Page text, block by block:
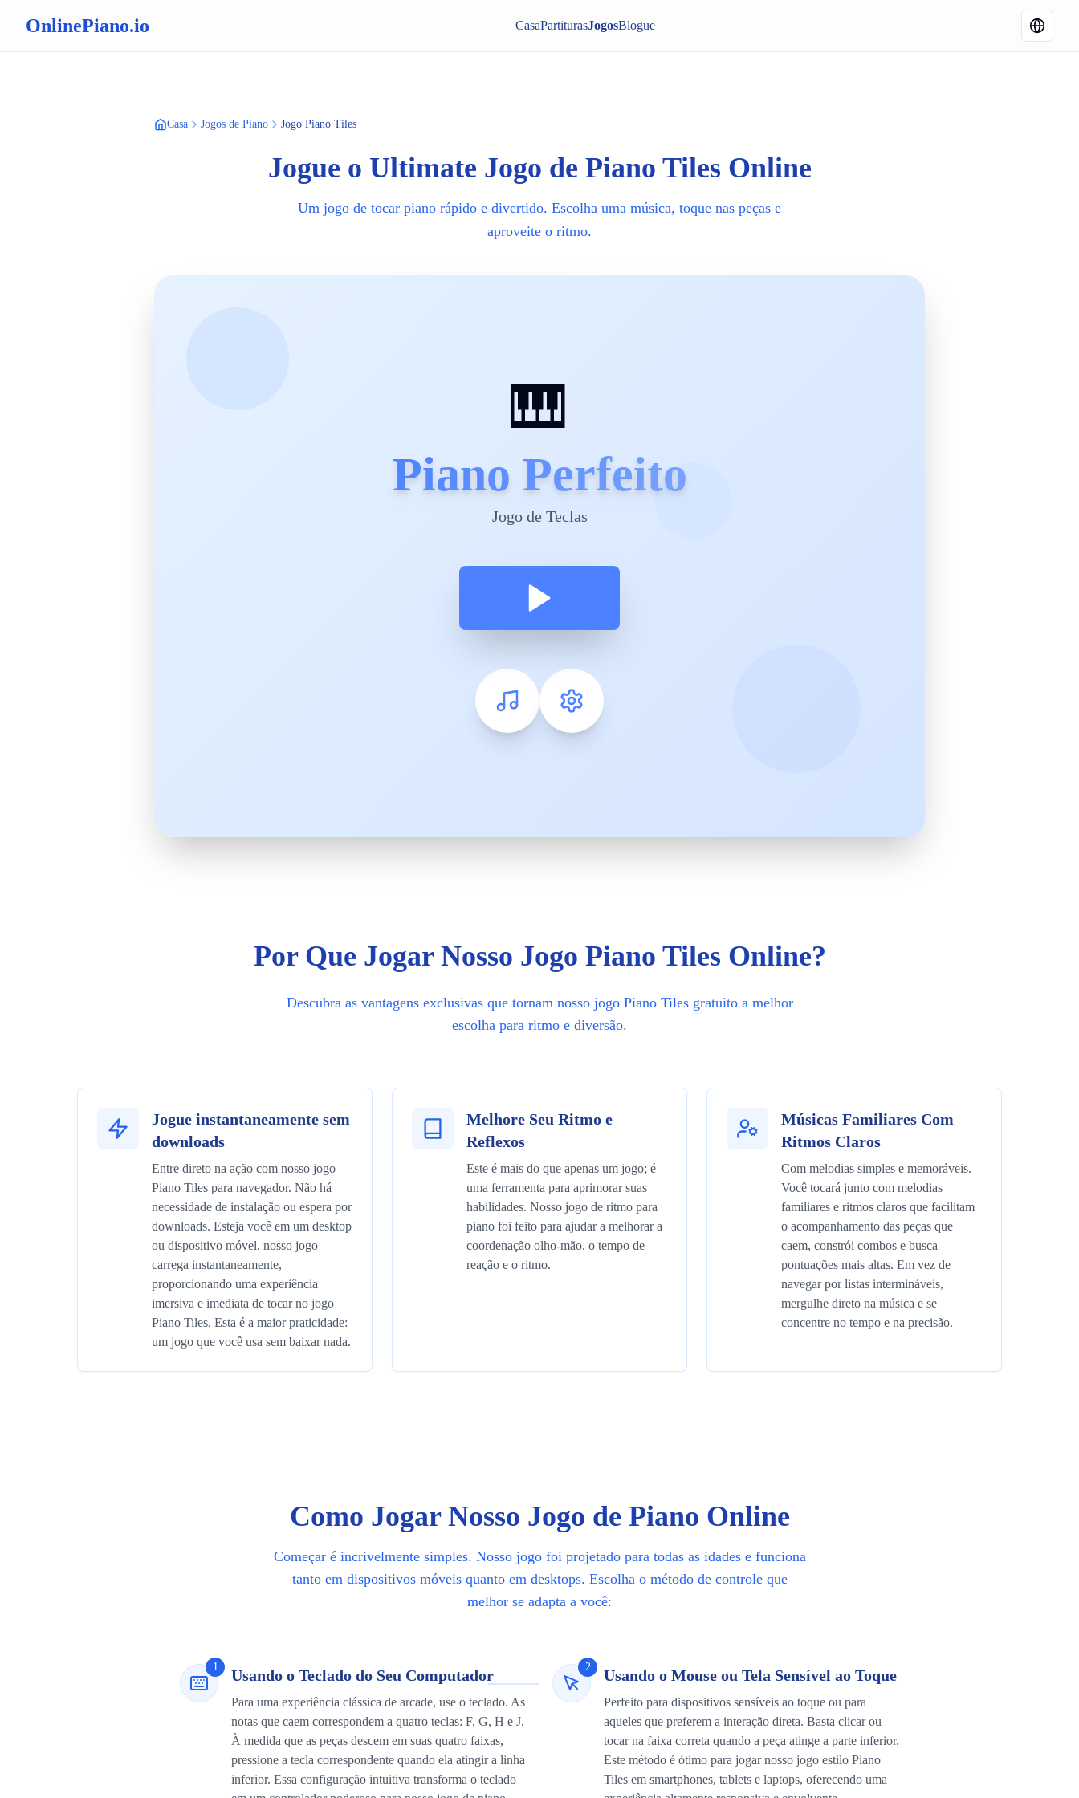
OnlinePiano.io CasaPartiturasJogosBlogue
Casa Jogos de Piano Jogo Piano Tiles
Jogue o Ultimate Jogo de Piano Tiles Online
Um jogo de tocar piano rápido e divertido. Escolha uma música, toque nas peças e
aproveite o ritmo.
🎹
Piano Perfeito
Jogo de Teclas
Por Que Jogar Nosso Jogo Piano Tiles Online?
Descubra as vantagens exclusivas que tornam nosso jogo Piano Tiles gratuito a melhor
escolha para ritmo e diversão.
Jogue instantaneamente sem
downloads
Entre direto na ação com nosso jogo
Piano Tiles para navegador. Não há
necessidade de instalação ou espera por
downloads. Esteja você em um desktop
ou dispositivo móvel, nosso jogo
carrega instantaneamente,
proporcionando uma experiência
imersiva e imediata de tocar no jogo
Piano Tiles. Esta é a maior praticidade:
um jogo que você usa sem baixar nada.
Melhore Seu Ritmo e
Reflexos
Este é mais do que apenas um jogo; é
uma ferramenta para aprimorar suas
habilidades. Nosso jogo de ritmo para
piano foi feito para ajudar a melhorar a
coordenação olho-mão, o tempo de
reação e o ritmo.
Músicas Familiares Com
Ritmos Claros
Com melodias simples e memoráveis.
Você tocará junto com melodias
familiares e ritmos claros que facilitam
o acompanhamento das peças que
caem, constrói combos e busca
pontuações mais altas. Em vez de
navegar por listas intermináveis,
mergulhe direto na música e se
concentre no tempo e na precisão.
Como Jogar Nosso Jogo de Piano Online
Começar é incrivelmente simples. Nosso jogo foi projetado para todas as idades e funciona
tanto em dispositivos móveis quanto em desktops. Escolha o método de controle que
melhor se adapta a você:
1 Usando o Teclado do Seu Computador
Para uma experiência clássica de arcade, use o teclado. As
notas que caem correspondem a quatro teclas: F, G, H e J.
À medida que as peças descem em suas quatro faixas,
pressione a tecla correspondente quando ela atingir a linha
inferior. Essa configuração intuitiva transforma o teclado
2 Usando o Mouse ou Tela Sensível ao Toque
Perfeito para dispositivos sensíveis ao toque ou para
aqueles que preferem a interação direta. Basta clicar ou
tocar na faixa correta quando a peça atinge a parte inferior.
Este método é ótimo para jogar nosso jogo estilo Piano
Tiles em smartphones, tablets e laptops, oferecendo uma